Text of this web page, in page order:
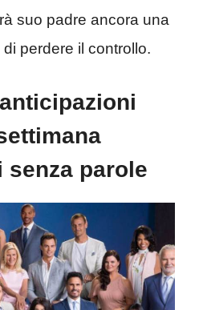
suo padre ancora una
perdere il controllo.
parole